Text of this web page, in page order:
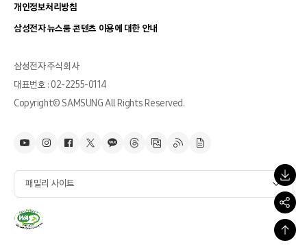
개인정보처리방침
삼성전자 뉴스룸 콘텐츠 이용에 대한 안내
삼성전자 주식회사
대표번호 : 02-2255-0114
Copyright© SAMSUNG All Rights Reserved.
패밀리 사이트